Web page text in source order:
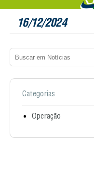
16/12/2024
Categorias
Operação